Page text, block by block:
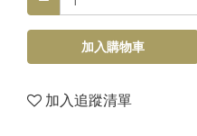
加入購物車
加入追蹤清單